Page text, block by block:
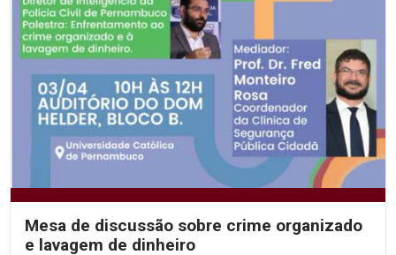
Mesa de discussão sobre crime organizado
e lavagem de dinheiro